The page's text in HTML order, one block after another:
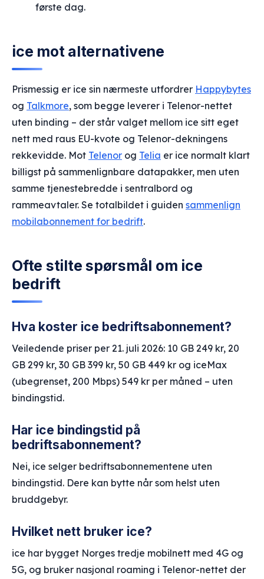
første dag.
ice mot alternativene
Prismessig er ice sin nærmeste utfordrer Happybytes
og Talkmore, som begge leverer i Telenor-nettet
uten binding – der står valget mellom ice sitt eget
nett med raus EU-kvote og Telenor-dekningens
rekkevidde. Mot Telenor og Telia er ice normalt klart
billigst på sammenlignbare datapakker, men uten
samme tjenestebredde i sentralbord og
rammeavtaler. Se totalbildet i guiden sammenlign
mobilabonnement for bedrift.
Ofte stilte spørsmål om ice
bedrift
Hva koster ice bedriftsabonnement?
Veiledende priser per 21. juli 2026: 10 GB 249 kr, 20
GB 299 kr, 30 GB 399 kr, 50 GB 449 kr og iceMax
(ubegrenset, 200 Mbps) 549 kr per måned – uten
bindingstid.
Har ice bindingstid på
bedriftsabonnement?
Nei, ice selger bedriftsabonnementene uten
bindingstid. Dere kan bytte når som helst uten
bruddgebyr.
Hvilket nett bruker ice?
ice har bygget Norges tredje mobilnett med 4G og
5G, og bruker nasjonal roaming i Telenor-nettet der